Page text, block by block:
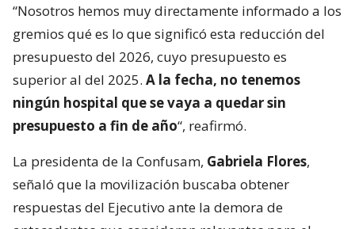
“Nosotros hemos muy directamente informado a los
gremios qué es lo que significó esta reducción del
presupuesto del 2026, cuyo presupuesto es
superior al del 2025. A la fecha, no tenemos
ningún hospital que se vaya a quedar sin
presupuesto a fin de año“, reafirmó.
La presidenta de la Confusam, Gabriela Flores,
señaló que la movilización buscaba obtener
respuestas del Ejecutivo ante la demora de